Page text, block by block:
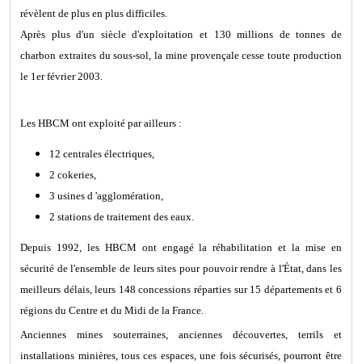
révèlent de plus en plus difficiles.
Après plus d'un siècle d'exploitation et 130 millions de tonnes de
charbon extraites du sous-sol, la mine provençale cesse toute production
le 1er février 2003.
Les HBCM ont exploité par ailleurs :
12 centrales électriques,
2 cokeries,
3 usines d 'agglomération,
2 stations de traitement des eaux.
Depuis 1992, les HBCM ont engagé la réhabilitation et la mise en
sécurité de l'ensemble de leurs sites pour pouvoir rendre à l'État, dans les
meilleurs délais, leurs 148 concessions réparties sur 15 départements et 6
régions du Centre et du Midi de la France.
Anciennes mines souterraines, anciennes découvertes, terrils et
installations minières, tous ces espaces, une fois sécurisés, pourront être